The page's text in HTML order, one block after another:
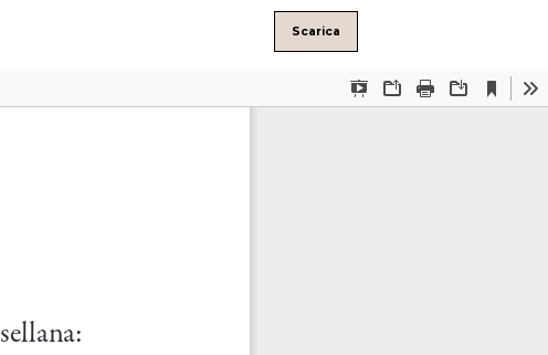
Scarica